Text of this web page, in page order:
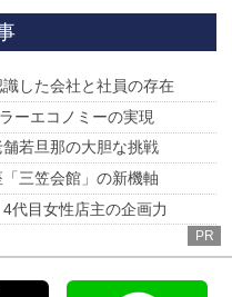
へ
した会社と社員の存在
ーエコノミーの実現
若旦那の大胆な挑戦
三笠会館」の新機軸
代目女性店主の企画力
PR